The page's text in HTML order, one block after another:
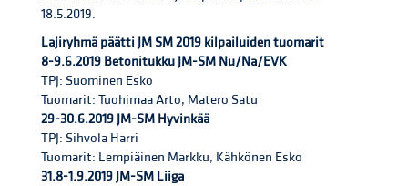
18.5.2019.
Lajiryhmä päätti JM SM 2019 kilpailuiden tuomarit
8-9.6.2019 Betonitukku JM-SM Nu/Na/EVK
TPJ: Suominen Esko
Tuomarit: Tuohimaa Arto, Matero Satu
29-30.6.2019 JM-SM Hyvinkää
TPJ: Sihvola Harri
Tuomarit: Lempiäinen Markku, Kähkönen Esko
31.8-1.9.2019 JM-SM Liiga